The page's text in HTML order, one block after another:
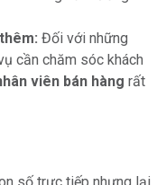
Đối với những
cần chăm sóc khách
viên bán hàng rất